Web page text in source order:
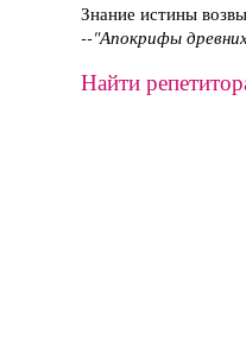
Знание истины
--"Апокрифы
Найти